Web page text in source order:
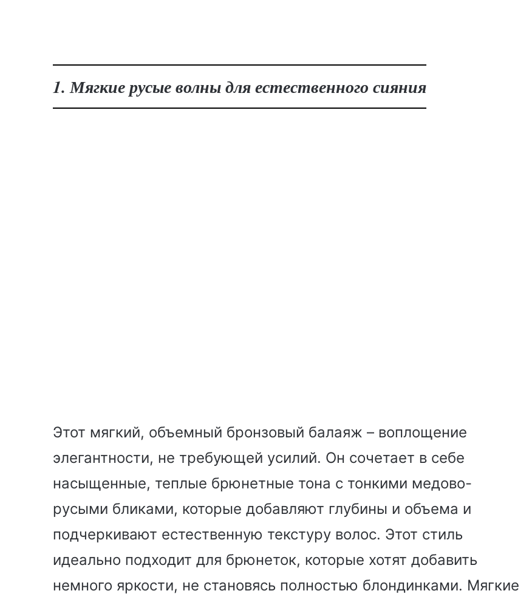
1. Мягкие русые волны для естественного сияния
Этот мягкий, объемный бронзовый балаяж – воплощение
элегантности, не требующей усилий. Он сочетает в себе
насыщенные, теплые брюнетные тона с тонкими медово-
русыми бликами, которые добавляют глубины и объема и
подчеркивают естественную текстуру волос. Этот стиль
идеально подходит для брюнеток, которые хотят добавить
немного яркости, не становясь полностью блондинками. Мягкие